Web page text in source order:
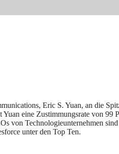
Eric S. Yuan, an die
eine Zustimmungsrate von 99
von Technologieunternehmen
unter den Top Ten.